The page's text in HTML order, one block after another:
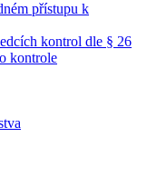
přístupu k
kontrol dle § 26
kontrole